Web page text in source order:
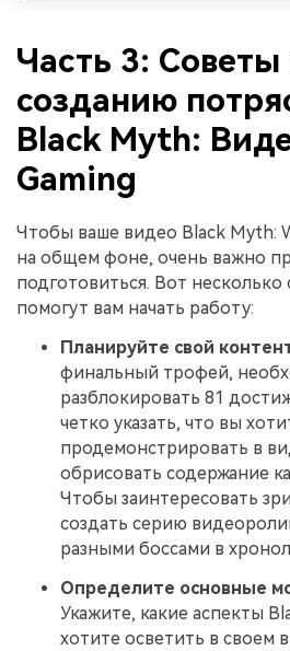
Часть 3: Советы
созданию
Black Myth:
Gaming
Чтобы ваше видео Black Myth:
на общем фоне, очень важно
подготовиться. Вот
помогут вам начать работу:
Планируйте свой
финальный трофей,
разблокировать 81
четко указать, что вы
продемонстрировать в
обрисовать содержание
Чтобы заинтересовать
создать серию
разными боссами в
Определите основные
Укажите, какие аспекты
хотите осветить в своем